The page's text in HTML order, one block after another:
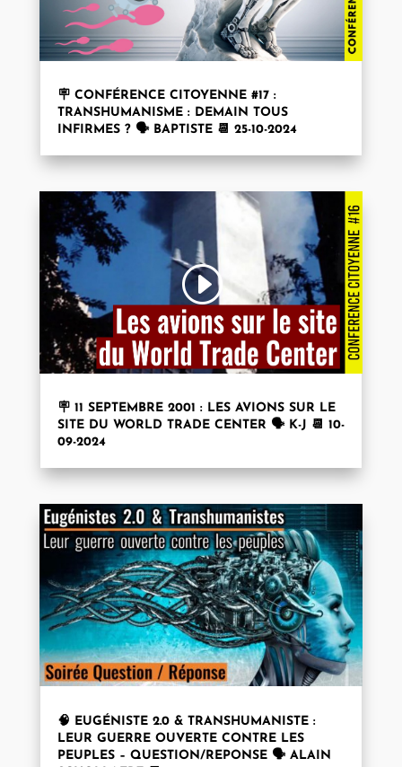
🪧 CONFÉRENCE CITOYENNE #17 :
TRANSHUMANISME : DEMAIN TOUS
INFIRMES ? 🗣️ BAPTISTE 📆 25-10-2024
🪧 11 SEPTEMBRE 2001 : LES AVIONS SUR LE
SITE DU WORLD TRADE CENTER 🗣️ K-J 📆 10-
09-2024
🧠 EUGÉNISTE 2.0 & TRANSHUMANISTE :
LEUR GUERRE OUVERTE CONTRE LES
PEUPLES – QUESTION/REPONSE 🗣️ ALAIN